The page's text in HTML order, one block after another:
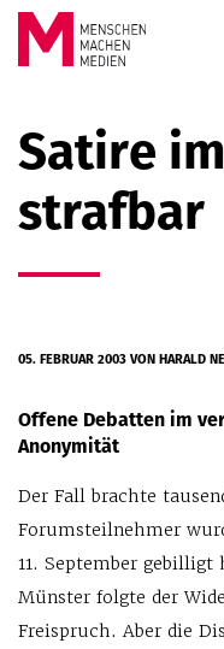
Springe zum Inhalt
MACHEN
MEDIEN
Satire
strafbar
05. FEBRUAR 2003VON HARALD
Offene Debatten im
Anonymität
Der Fall brachte
Forumsteilnehmer
11. September gebilligt
Münster folgte der
Freispruch. Aber die